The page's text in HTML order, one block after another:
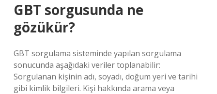
GBT sorgusunda ne
gözükür?
GBT sorgulama sisteminde yapılan sorgulama
sonucunda aşağıdaki veriler toplanabilir:
Sorgulanan kişinin adı, soyadı, doğum yeri ve tarihi
gibi kimlik bilgileri. Kişi hakkında arama veya